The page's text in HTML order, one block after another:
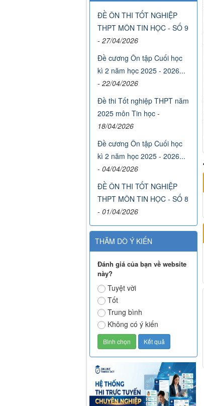
ĐỀ ÔN THI TỐT NGHIỆP
THPT MÔN TIN HỌC - SỐ 9
- 27/04/2026
Đề cương Ôn tập Cuối học
kì 2 năm học 2025 - 2026...
- 22/04/2026
Đề thi Tốt nghiệp THPT năm
2025 môn Tin học -
18/04/2026
Đề cương Ôn tập Cuối học
kì 2 năm học 2025 - 2026...
- 04/04/2026
ĐỀ ÔN THI TỐT NGHIỆP
THPT MÔN TIN HỌC - SỐ 8
- 01/04/2026
THĂM DÒ Ý KIẾN
Đánh giá của bạn về website
này?
Tuyệt vời
Tốt
Trung bình
Không có ý kiến